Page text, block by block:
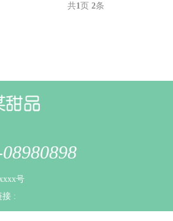
共1页 2条
号
接 :